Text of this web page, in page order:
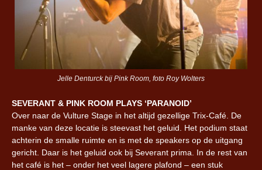
Jelle Denturck bij Pink Room, foto Roy Wolters
SEVERANT & PINK ROOM PLAYS ‘PARANOID’
Over naar de Vulture Stage in het altijd gezellige Trix-Café. De
manke van deze locatie is steevast het geluid. Het podium staat
achterin de smalle ruimte en is met de speakers op de uitgang
gericht. Daar is het geluid ook bij Severant prima. In de rest van
het café is het – onder het veel lagere plafond – een stuk